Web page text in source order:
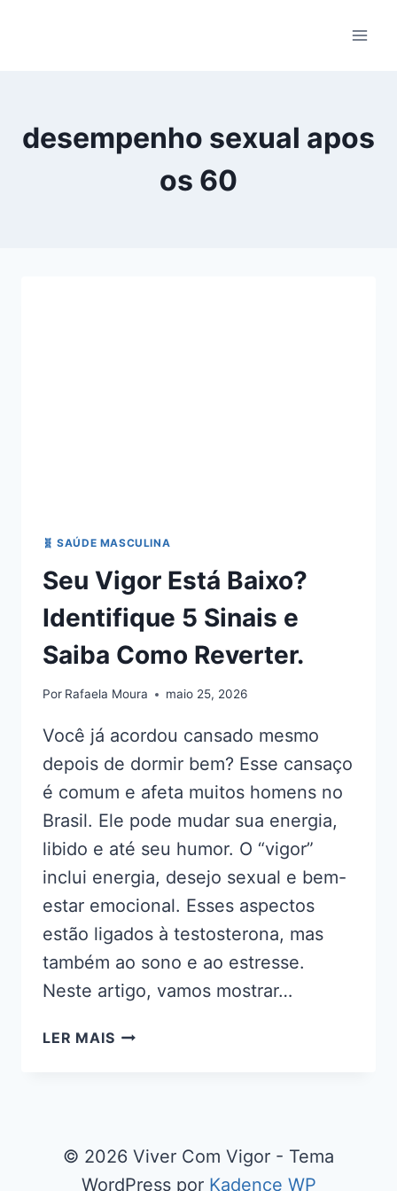
desempenho sexual apos
os 60
🧬 SAÚDE MASCULINA
Seu Vigor Está Baixo?
Identifique 5 Sinais e
Saiba Como Reverter.
Por Rafaela Moura maio 25, 2026
Você já acordou cansado mesmo
depois de dormir bem? Esse cansaço
é comum e afeta muitos homens no
Brasil. Ele pode mudar sua energia,
libido e até seu humor. O “vigor”
inclui energia, desejo sexual e bem-
estar emocional. Esses aspectos
estão ligados à testosterona, mas
também ao sono e ao estresse.
Neste artigo, vamos mostrar…
LER MAISSEU
SINAIS
© 2026 Viver Com Vigor - Tema
WordPress por Kadence WP